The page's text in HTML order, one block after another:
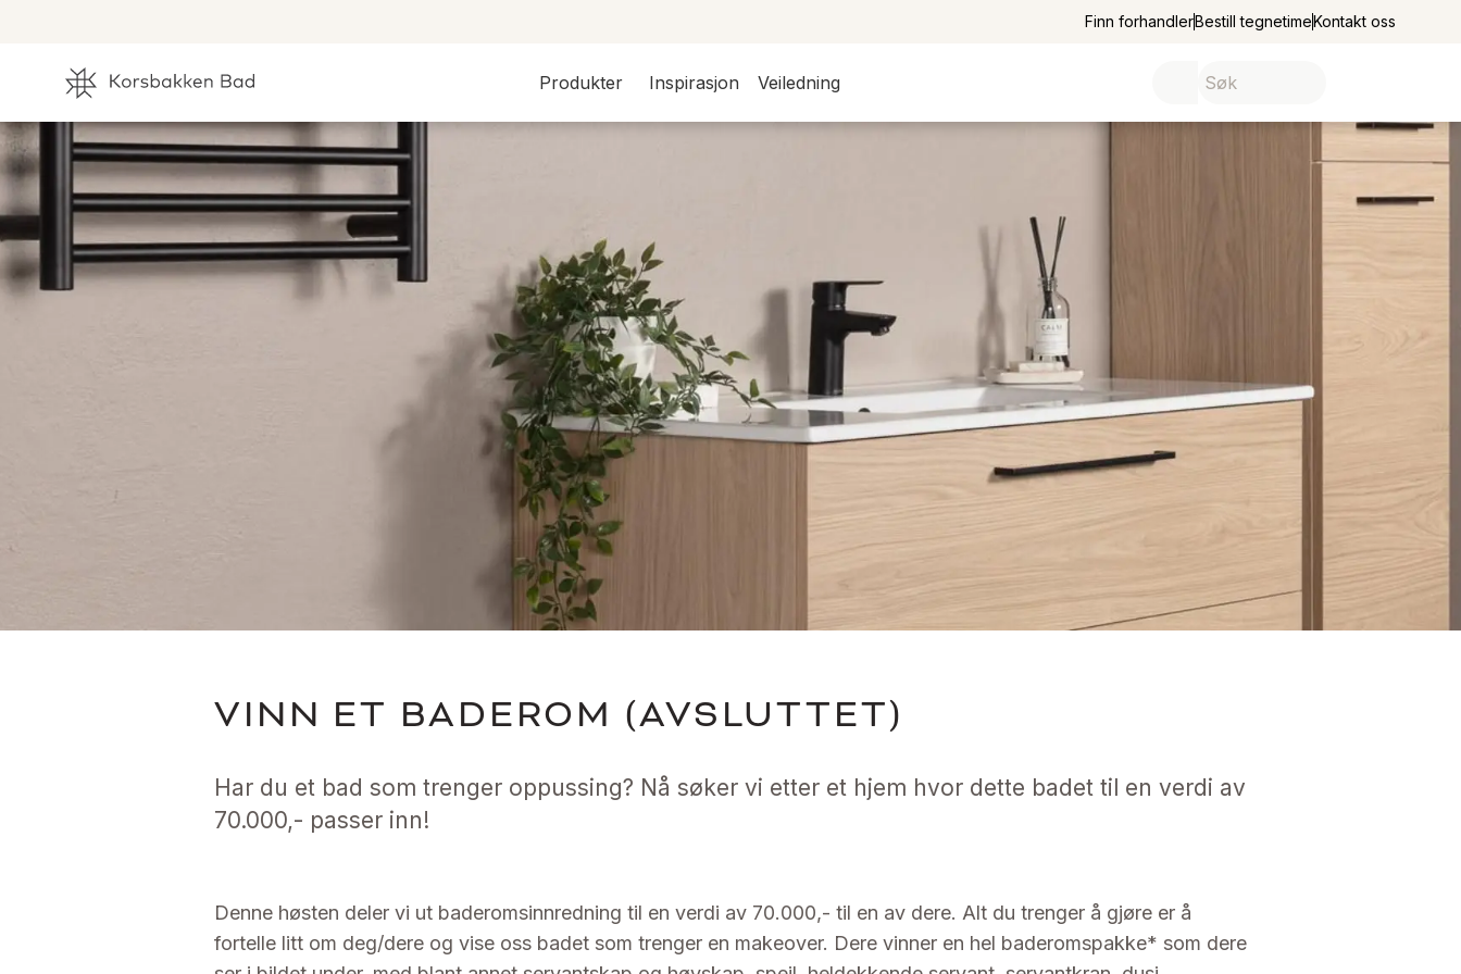
Finn forhandlerBestill tegnetimeKontakt oss
Produkter Inspirasjon Veiledning
VINN ET BADEROM (AVSLUTTET)
Har du et bad som trenger oppussing? Nå søker vi etter et hjem hvor dette badet til en verdi av
70.000,- passer inn!
Denne høsten deler vi ut baderomsinnredning til en verdi av 70.000,- til en av dere. Alt du trenger å gjøre er å
fortelle litt om deg/dere og vise oss badet som trenger en makeover. Dere vinner en hel baderomspakke* som dere